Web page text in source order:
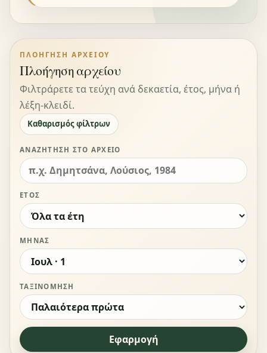
ΠΛΟΉΓΗΣΗ ΑΡΧΕΊΟΥ
Πλοήγηση αρχείου
Φιλτράρετε τα τεύχη ανά δεκαετία, έτος, μήνα ή
λέξη-κλειδί.
Καθαρισμός φίλτρων
ΑΝΑΖΉΤΗΣΗ ΣΤΟ ΑΡΧΕΊΟ
ΈΤΟΣ
ΜΉΝΑΣ
ΤΑΞΙΝΌΜΗΣΗ
Εφαρμογή